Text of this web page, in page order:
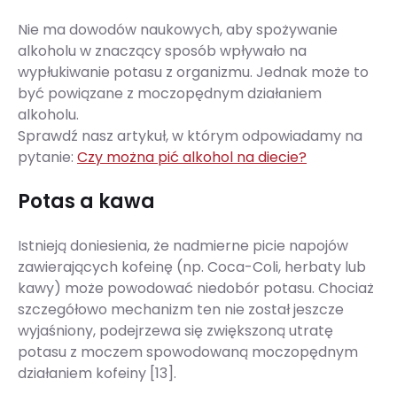
Nie ma dowodów naukowych, aby spożywanie
alkoholu w znaczący sposób wpływało na
wypłukiwanie potasu z organizmu. Jednak może to
być powiązane z moczopędnym działaniem
alkoholu.
Sprawdź nasz artykuł, w którym odpowiadamy na
pytanie: Czy można pić alkohol na diecie?
Potas a kawa
Istnieją doniesienia, że nadmierne picie napojów
zawierających kofeinę (np. Coca-Coli, herbaty lub
kawy) może powodować niedobór potasu. Chociaż
szczegółowo mechanizm ten nie został jeszcze
wyjaśniony, podejrzewa się zwiększoną utratę
potasu z moczem spowodowaną moczopędnym
działaniem kofeiny [13].